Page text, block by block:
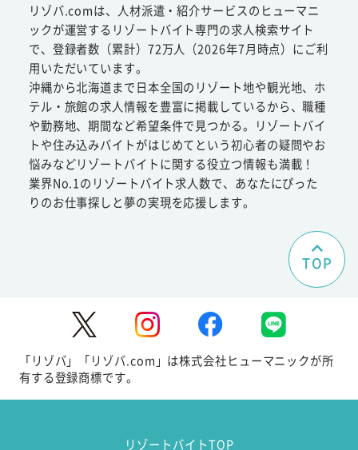
リゾバ.comは、人材派遣・紹介サービスのヒューマニ
ックが運営するリゾートバイト専門の求人検索サイト
で、登録者数（累計）72万人（2026年7月時点）にご利
用いただいています。
沖縄から北海道まで日本全国のリゾート地や観光地、ホ
テル・旅館の求人情報を豊富に掲載しているから、職種
や勤務地、期間など希望条件で見つかる。リゾートバイ
トや住み込みバイトがはじめてという初心者の疑問やお
悩みなどリゾートバイトに関する役立つ情報も満載！
業界No.1のリゾートバイト求人数で、あなたにぴった
りのお仕事探しと夢の実現を応援します。
TOP
「リゾバ」「リゾバ.com」は株式会社ヒューマニックが所
有する登録商標です。
リゾートバイトTOP